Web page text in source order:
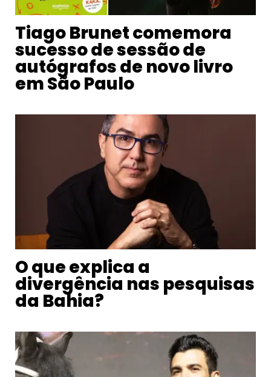
Tiago Brunet comemora
sucesso de sessão de
autógrafos de novo livro
em São Paulo
O que explica a
divergência nas pesquisas
da Bahia?